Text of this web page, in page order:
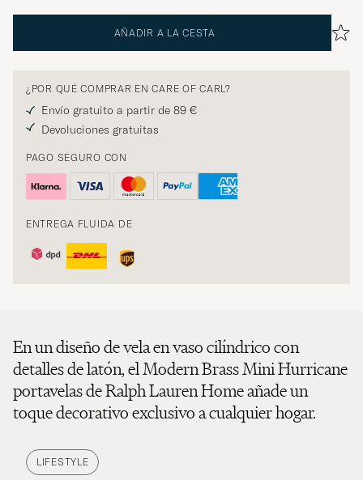
AÑADIR A LA CESTA
¿POR QUÉ COMPRAR EN CARE OF CARL?
Envío gratuito a partir de 89 €
Devoluciones gratuitas
PAGO SEGURO CON
ENTREGA FLUIDA DE
En un diseño de vela en vaso cilíndrico con
detalles de latón, el Modern Brass Mini Hurricane
portavelas de Ralph Lauren Home añade un
toque decorativo exclusivo a cualquier hogar.
LIFESTYLE